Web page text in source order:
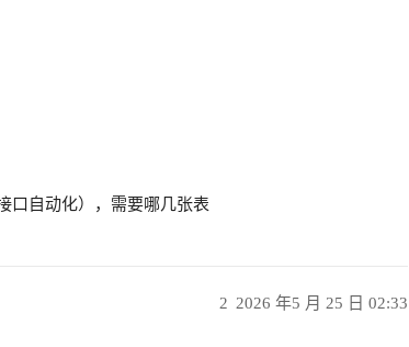
口自动化），需要哪几张表
2026 年5 月 25 日 02:33
2